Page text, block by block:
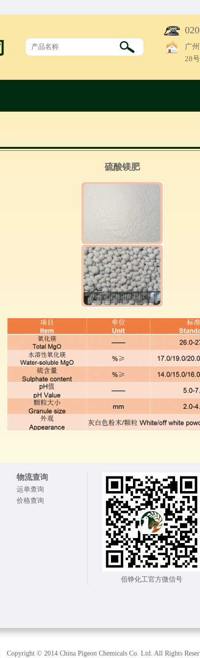
广
28
硫酸镁肥
物流查询
运单查询
价格查询
佰铮化工官方微信号
Copyright © 2014 China Pigeon Chemicals Co. Ltd. All Rights